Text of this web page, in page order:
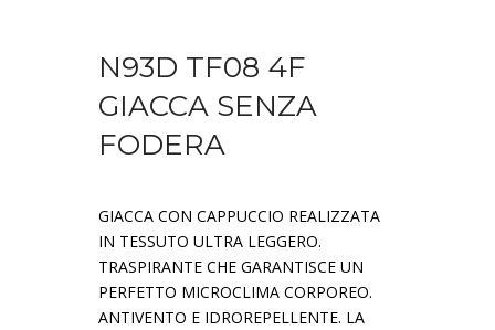
N93D TF08 4F
GIACCA SENZA
FODERA
GIACCA CON CAPPUCCIO REALIZZATA
IN TESSUTO ULTRA LEGGERO.
TRASPIRANTE CHE GARANTISCE UN
PERFETTO MICROCLIMA CORPOREO.
ANTIVENTO E IDROREPELLENTE. LA